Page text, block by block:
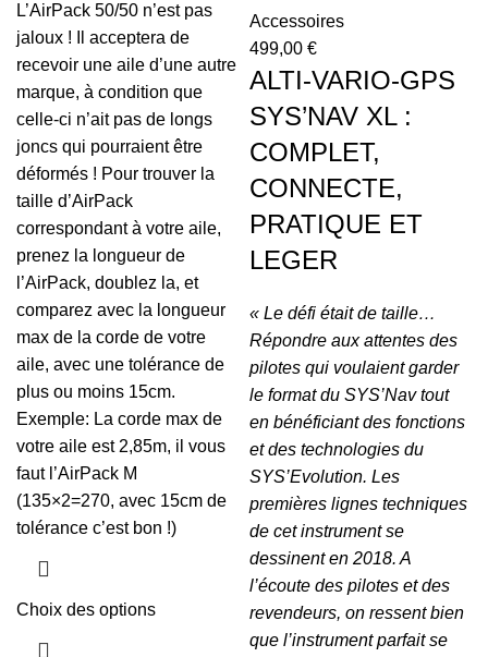
L’AirPack 50/50 n’est pas
jaloux ! Il acceptera de
recevoir une aile d’une autre
marque, à condition que
celle-ci n’ait pas de longs
joncs qui pourraient être
déformés ! Pour trouver la
taille d’AirPack
correspondant à votre aile,
prenez la longueur de
l’AirPack, doublez la, et
comparez avec la longueur
max de la corde de votre
aile, avec une tolérance de
plus ou moins 15cm.
Exemple: La corde max de
votre aile est 2,85m, il vous
faut l’AirPack M
(135×2=270, avec 15cm de
tolérance c’est bon !)
Choix des options
Accessoires
499,00 €
ALTI-VARIO-GPS
SYS’NAV XL :
COMPLET,
CONNECTE,
PRATIQUE ET
LEGER
« Le défi était de taille…
Répondre aux attentes des
pilotes qui voulaient garder
le format du SYS’Nav tout
en bénéficiant des fonctions
et des technologies du
SYS’Evolution. Les
premières lignes techniques
de cet instrument se
dessinent en 2018. A
l’écoute des pilotes et des
revendeurs, on ressent bien
que l’instrument parfait se